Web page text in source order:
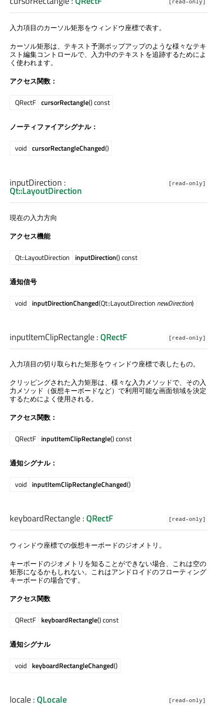
[read-only]
入力項目のカーソル矩形をウィンドウ座標で表す。
カーソル矩形は、テキスト予測ポップアップのような様々なテキ
スト編集コントロールで、入力中のテキストを追跡するためによ
く使われます。
アクセス関数：
QRectF cursorRectangle() const
ノーティファイアシグナル：
void cursorRectangleChanged()
[read-only]
inputDirection :
Qt::LayoutDirection
現在の入力方向
アクセス機能
Qt::LayoutDirection inputDirection() const
通知信号
void inputDirectionChanged(Qt::LayoutDirection newDirection)
[read-only]
inputItemClipRectangle:QRectF
入力項目の切り取られた矩形をウィンドウ座標で表したもの。
クリッピングされた入力矩形は、様々な入力メソッドで、その入
力メソッド（仮想キーボードなど）で利用可能な画面領域を決定
するためによく使用される。
アクセス関数：
QRectF inputItemClipRectangle() const
通知シグナル：
void inputItemClipRectangleChanged()
[read-only]
keyboardRectangle:QRectF
ウィンドウ座標での仮想キーボードのジオメトリ。
キーボードのジオメトリを知ることができない場合、これは空の
矩形になるかもしれない。これはアンドロイドのフローティング
キーボードの場合です。
アクセス関数
QRectF keyboardRectangle() const
通知シグナル
void keyboardRectangleChanged()
[read-only]
locale:QLocale